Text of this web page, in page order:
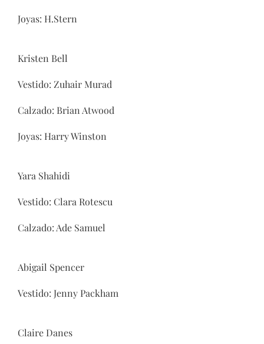
Joyas: H.Stern
Kristen Bell
Vestido: Zuhair Murad
Calzado: Brian Atwood
Joyas: Harry Winston
Yara Shahidi
Vestido: Clara Rotescu
Calzado: Ade Samuel
Abigail Spencer
Vestido: Jenny Packham
Claire Danes